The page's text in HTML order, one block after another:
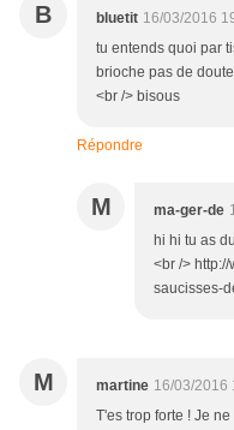
B bluetit 16/03/2016
tu entends quoi par
brioche pas de
<br /> bisous
Répondre
M ma-ger-de
hi hi tu as
<br />
saucisses-
M martine 16/03/2016
T'es trop forte ! Je